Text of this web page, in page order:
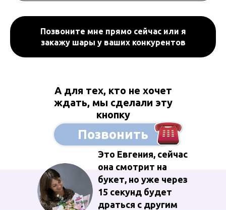
Позвоните мне прямо сейчас или я
закажу шары у ваших конкурентов
Позвонить
А для тех, кто не хочет
ждать, мы сделали эту
кнопку
Это Евгения, сейчас
она смотрит на
букет, но уже через
15 секунд будет
драться с другим